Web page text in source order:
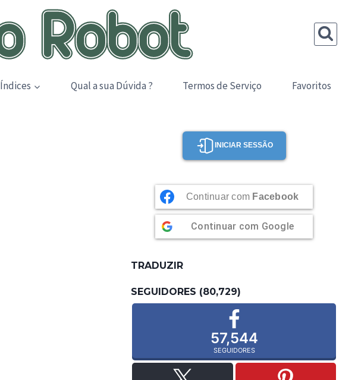
Índices Qual a sua Dúvida ? Termos de Serviço Favoritos
INICIAR SESSÃO
Continuar com Facebook
Continuar com Google
TRADUZIR
SEGUIDORES (80,729)
57,544
SEGUIDORES